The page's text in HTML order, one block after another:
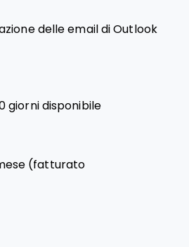
delle email di Outlook
giorni disponibile
(fatturato